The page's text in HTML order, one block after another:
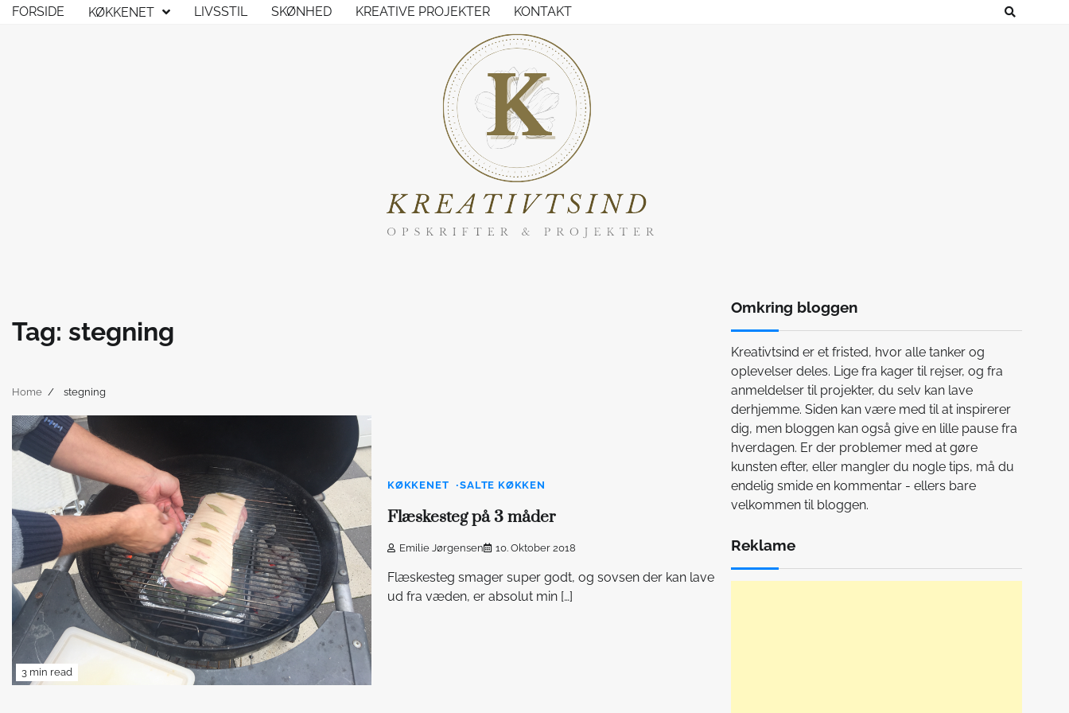
SkipFORSIDE KØKKENET LIVSSTIL SKØNHED KREATIVE PROJEKTER KONTAKT
Tag: stegning
Home stegning
3 min read
KØKKENET SALTE KØKKEN
Flæskesteg på 3 måder
Emilie Jørgensen 10. Oktober 2018
Flæskesteg smager super godt, og sovsen der kan lave
ud fra væden, er absolut min […]
Omkring bloggen
Kreativtsind er et fristed, hvor alle tanker og
oplevelser deles. Lige fra kager til rejser, og fra
anmeldelser til projekter, du selv kan lave
derhjemme. Siden kan være med til at inspirerer
dig, men bloggen kan også give en lille pause fra
hverdagen. Er der problemer med at gøre
kunsten efter, eller mangler du nogle tips, må du
endelig smide en kommentar - ellers bare
velkommen til bloggen.
Reklame